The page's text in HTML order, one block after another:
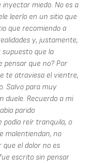
miedo. No es a
leerlo en un sitio que
que recomiendo a
y, justamente,
supuesto que la
pensar que no? Por
te atraviesa el vientre,
Salvo para muy
duele. Recuerdo a mi
parido
podía reír tranquila, o
malentiendan, no
el dolor no es
escrito sin pensar